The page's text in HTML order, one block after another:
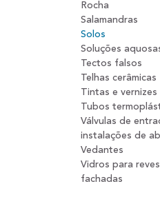
Rocha
Salamandras
Solos
Soluções
Tectos falsos
Telhas cerâmicas
Tintas e vernizes
Tubos
Válvulas de
instalações de
Vedantes
Vidros para
fachadas